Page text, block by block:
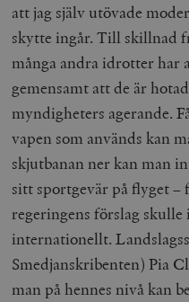
att jag själv utövade
skytte ingår. Till skillnad
många andra idrotter har
gemensamt att de är
myndigheters agerande.
vapen som används kan
skjutbanan ner kan man
sitt sportgevär på flyget –
regeringens förslag
internationellt.
Smedjanskribenten) Pia
man på hennes nivå kan